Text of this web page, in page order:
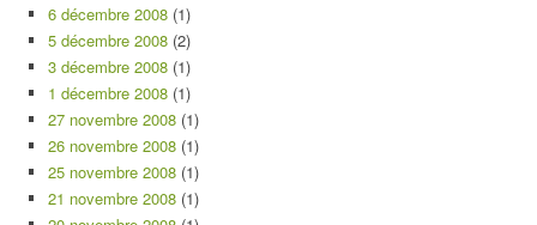
6 décembre 2008 (1)
5 décembre 2008 (2)
3 décembre 2008 (1)
1 décembre 2008 (1)
27 novembre 2008 (1)
26 novembre 2008 (1)
25 novembre 2008 (1)
21 novembre 2008 (1)